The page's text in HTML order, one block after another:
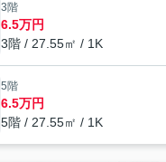
3階
6.5万円
3階 / 27.55㎡ / 1K
5階
6.5万円
5階 / 27.55㎡ / 1K